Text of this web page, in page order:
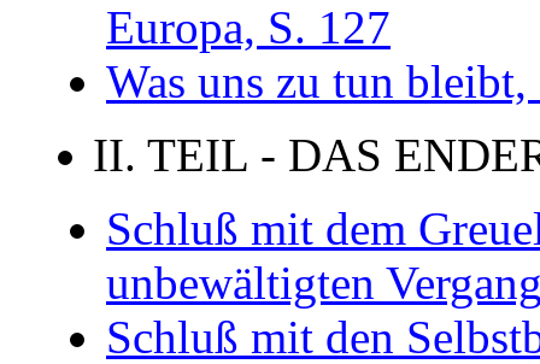
Europa, S. 127
Was uns zu tun bleibt,
II. TEIL - DAS
Schluß mit dem
unbewältigten
Schluß mit den